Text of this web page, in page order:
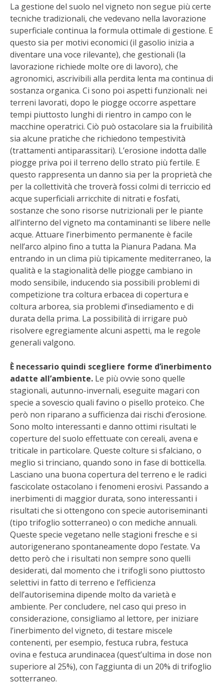
MEDICINA DEI SEMPLICI
SCONTI NOVEMBRE
COMPO
HUSQVARNA
ZAPI GARDEN
BENZA
ORTO BIO – TECNICHE DI COLTIVAZIONE
THERMACELL
TAP TRAP
IL MIO ORTO
ANIMALI UMANI E NON UMANI
IL MIO 2025
COLTIVARE L’OLIVO
VIGNETO BIO
PENSA ALTERNATIVO
GARDENA
VERONESI
RIMANI A CONTATTO CON LA NATURA
CRESCERE INSIEME
ARCHMAN
VITA IN CAMPAGNA LA FIERA
NATURALMENTE
I PARTNER DI VITA IN CAMPAGNA
RASIKAL
BIOGENTS
La gestione del suolo nel vigneto non segue più certe
tecniche tradizionali, che vedevano nella lavorazione
superficiale continua la formula ottimale di gestione. E
questo sia per motivi economici (il gasolio inizia a
diventare una voce rilevante), che gestionali (la
lavorazione richiede molte ore di lavoro), che
agronomici, ascrivibili alla perdita lenta ma continua di
sostanza organica. Ci sono poi aspetti funzionali: nei
terreni lavorati, dopo le piogge occorre aspettare
tempi piuttosto lunghi di rientro in campo con le
macchine operatrici. Ciò può ostacolare sia la fruibilità
sia alcune pratiche che richiedono tempestività
(trattamenti antiparassitari). L’erosione indotta dalle
piogge priva poi il terreno dello strato più fertile. E
questo rappresenta un danno sia per la proprietà che
per la collettività che troverà fossi colmi di terriccio ed
acque superficiali arricchite di nitrati e fosfati,
sostanze che sono risorse nutrizionali per le piante
all’interno del vigneto ma contaminanti se libere nelle
acque. Attuare l’inerbimento permanente è facile
nell’arco alpino fino a tutta la Pianura Padana. Ma
entrando in un clima più tipicamente mediterraneo, la
qualità e la stagionalità delle piogge cambiano in
modo sensibile, inducendo sia possibili problemi di
competizione tra coltura erbacea di copertura e
coltura arborea, sia problemi d’insediamento e di
durata della prima. La possibilità di irrigare può
risolvere egregiamente alcuni aspetti, ma le regole
generali valgono.
È necessario quindi scegliere forme d’inerbimento
adatte all’ambiente. Le più ovvie sono quelle
stagionali, autunno-invernali, eseguite magari con
specie a sovescio quali favino o pisello proteico. Che
però non riparano a sufficienza dai rischi d’erosione.
Sono molto interessanti e danno ottimi risultati le
coperture del suolo effettuate con cereali, avena e
triticale in particolare. Queste colture si sfalciano, o
meglio si trinciano, quando sono in fase di botticella.
Lasciano una buona copertura del terreno e le radici
fascicolate ostacolano i fenomeni erosivi. Passando a
inerbimenti di maggior durata, sono interessanti i
risultati che si ottengono con specie autoriseminanti
(tipo trifoglio sotterraneo) o con mediche annuali.
Queste specie vegetano nelle stagioni fresche e si
autorigenerano spontaneamente dopo l’estate. Va
detto però che i risultati non sempre sono quelli
desiderati, dal momento che i trifogli sono piuttosto
selettivi in fatto di terreno e l’efficienza
dell’autorisemina dipende molto da varietà e
ambiente. Per concludere, nel caso qui preso in
considerazione, consigliamo al lettore, per iniziare
l’inerbimento del vigneto, di testare miscele
contenenti, per esempio, festuca rubra, festuca
ovina e festuca arundinacea (quest’ultima in dose non
superiore al 25%), con l’aggiunta di un 20% di trifoglio
sotterraneo.